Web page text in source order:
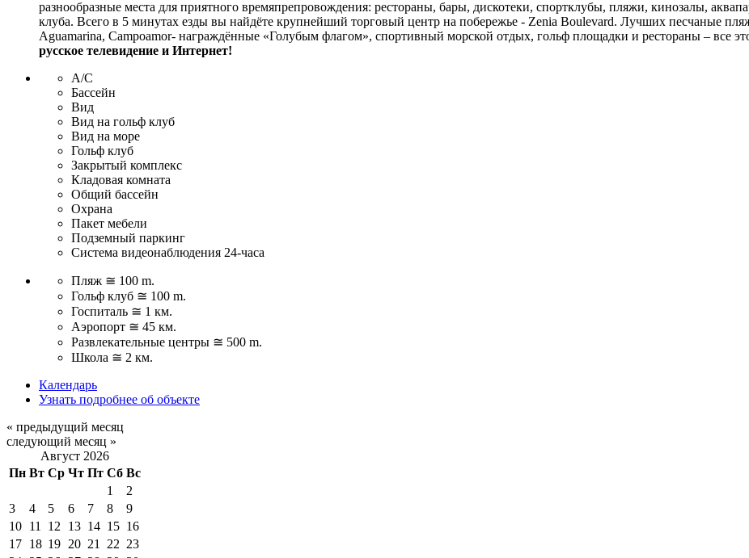
разнообразные места для приятного времяпрепровождения: рестораны, бары, дискотеки, спортклубы, пляжи, кинозалы,
клуба. Всего в 5 минутах езды вы найдёте крупнейший торговый центр на побережье - Zenia Boulevard. Лучших песчаные
Aguamarina, Campoamor- награждённые «Голубым флагом», спортивный морской отдых, гольф площадки и рестораны – все
русское телевидение и Интернет!
А/С
Бассейн
Вид
Вид на гольф клуб
Вид на море
Гольф клуб
Закрытый комплекс
Кладовая комната
Общий бассейн
Охрана
Пакет мебели
Подземный паркинг
Система видеонаблюдения 24-часа
Пляж ≅ 100 m.
Гольф клуб ≅ 100 m.
Госпиталь ≅ 1 км.
Аэропорт ≅ 45 км.
Развлекательные центры ≅ 500 m.
Школа ≅ 2 км.
Календарь
Узнать подробнее об объекте
« предыдущий месяц
следующий месяц »
Август 2026
Пн Вт Ср Чт Пт Сб Вс
1
2
3
4 5 6 7 8
9
10 11 12 13 14 15 16
17 18 19 20 21 22 23